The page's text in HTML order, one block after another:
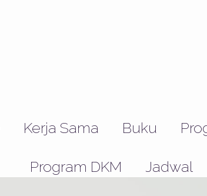
Kerja Sama Buku
Program DKM Jadwal